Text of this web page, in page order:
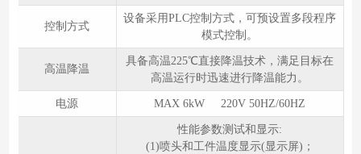
控制方式
设备采用PLC控制方式，可预设置多段程序
模式控制。
高温降温
具备高温225℃直接降温技术，满足目标在
高温运行时迅速进行降温能力。
电源 MAX 6kW 220V 50HZ/60HZ
性能参数测试和显示:
(1)喷头和工件温度显示(显示屏)；